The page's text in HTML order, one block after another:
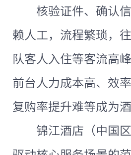
核验证件、确认
赖人工，流程繁琐，
队客人入住等客流高
前台人力成本高、效
复购率提升难等成为
锦江酒店（中国